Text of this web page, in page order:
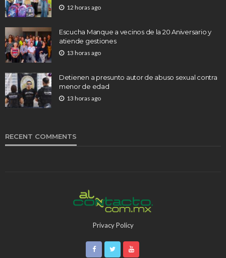
12 horas ago
Escucha Manque a vecinos de la 20 Aniversario y
atiende gestiones
13 horas ago
Detienen a presunto autor de abuso sexual contra
menor de edad
13 horas ago
RECENT COMMENTS
Privacy Policy